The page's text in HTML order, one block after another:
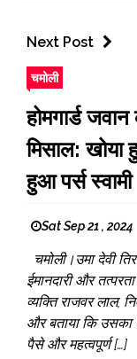
Next Post
चमोली
होमगार्ड
मिसाल:
हुआ पर्स स्वामी
Sat Sep 21 , 2024
चमोली।उमा देवी
ईमानदारी और
व्यक्ति राजवर लाल,
और बताया कि उसका
पैसे और महत्वपूर्ण […]